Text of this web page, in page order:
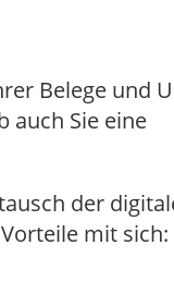
Belege und
auch Sie eine
der
mit sich: